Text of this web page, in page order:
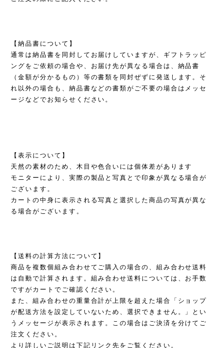
【納品書について】
通常は納品書を同封してお届けしていますが、ギフトラッピ
ングをご依頼の場合や、お届け先が異なる場合は、納品書
（金額が分かるもの）等の書類を同封ぜずに発送します。そ
れ以外の場合も、納品書などの書類がご不要の場合はメッセ
ージなどでお知らせください。
【表示について】
天然の素材のため、木目や色合いには個体差があります
モニターにより、実際の製品と写真とで印象が異なる場合が
ございます。
カートの中身に表示される写真と選択した商品の写真が異な
る場合がございます。
【送料の計算方法について】
商品を複数個組み合わせてご購入の場合の、組み合わせ送料
は自動で計算されます。組み合わせ送料については、お手数
ですがカートでご確認ください。
また、組み合わせの重量合計が上限を超えた場合「ショップ
が配送方法を設定していないため、選択できません。」とい
うメッセージが表示されます。この場合はご決済を分けてご
注文ください。
より詳しいご説明は下記リンク先をご覧ください。